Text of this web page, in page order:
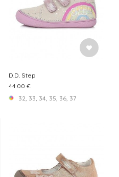
D.D. Step
44.00 €
32, 33, 34, 35, 36, 37